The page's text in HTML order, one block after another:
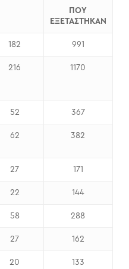
ΠΟΥ
ΕΞΕΤΑΣΤΗΚΑΝ
182 991
216 1170
52 367
62 382
27 171
22 144
58 288
27 162
20 133